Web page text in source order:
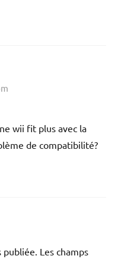
wii fit plus avec la
de compatibilité?
Les champs